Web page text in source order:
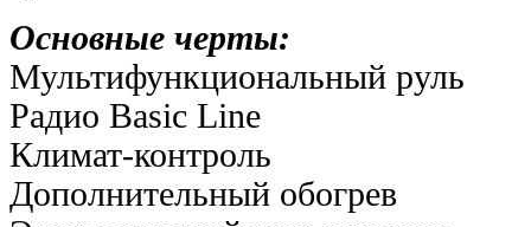
Основные черты:
Мультифункциональный руль
Радио Basic Line
Климат-контроль
Дополнительный обогрев